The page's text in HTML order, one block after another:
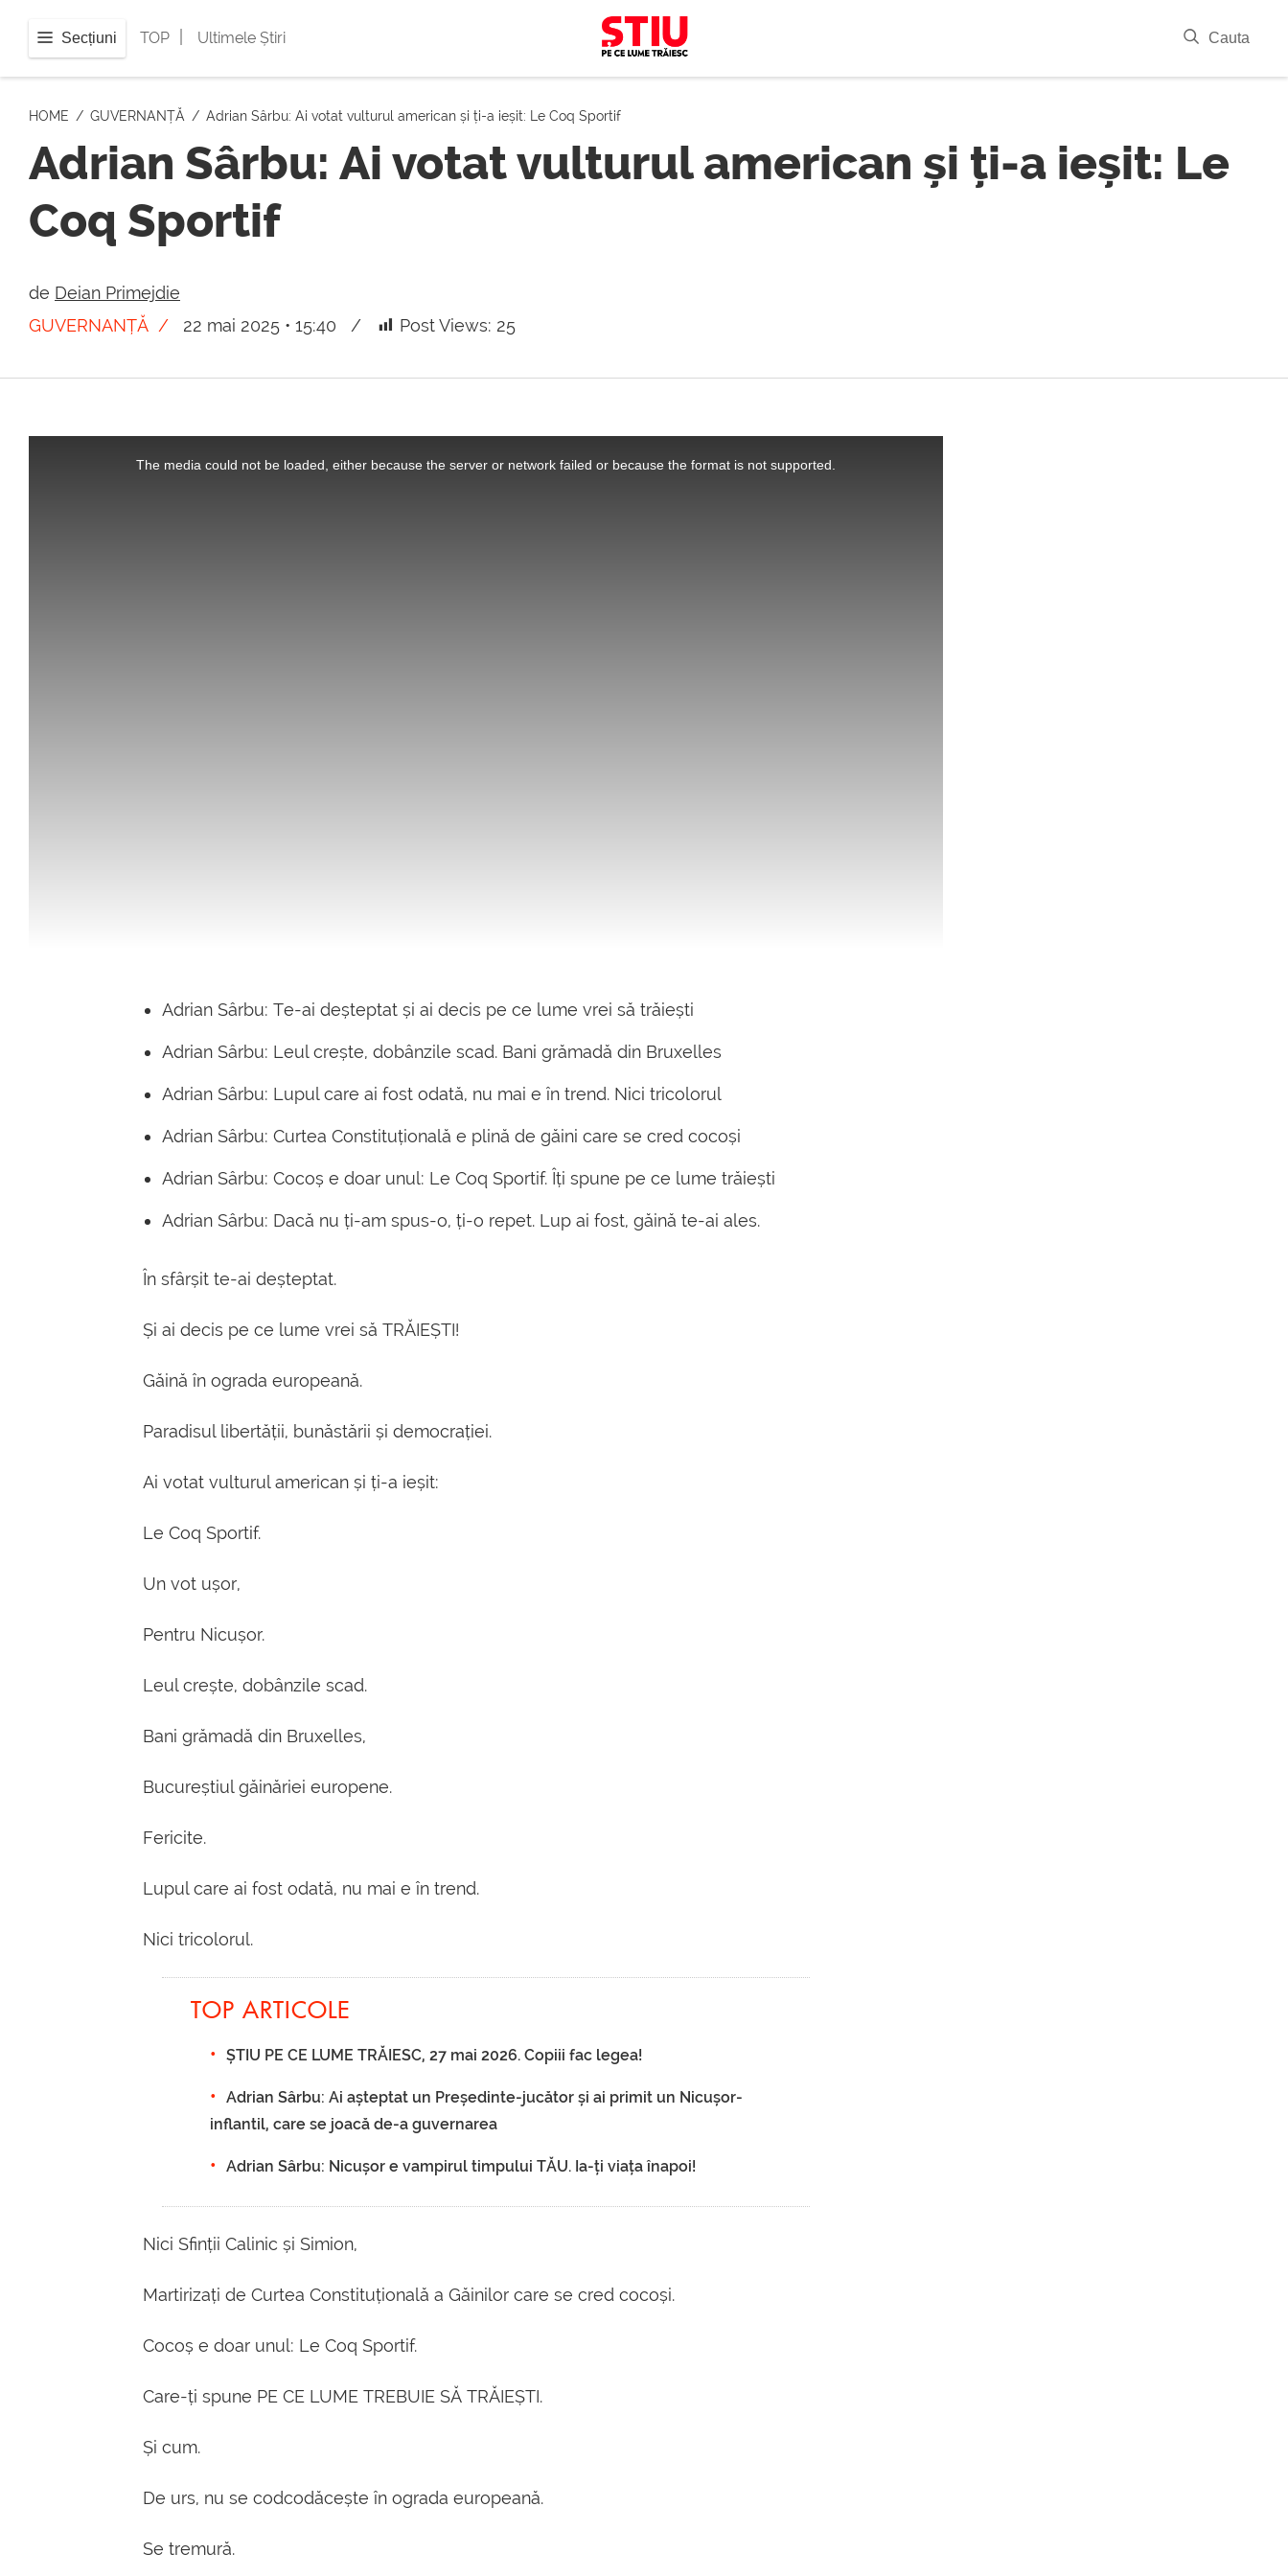
Secțiuni TOP Ultimele Știri Cauta
HOME GUVERNANȚĂ Adrian Sârbu: Ai votat vulturul american și ți-a ieșit: Le Coq Sportif
Adrian Sârbu: Ai votat vulturul american și ți-a ieșit: Le
Coq Sportif
de Deian Primejdie
GUVERNANȚĂ
22 mai 2025 • 15:40 Post Views: 25
The media could not be loaded, either because the server or network failed or because the format is not supported.
Adrian Sârbu: Te-ai deșteptat și ai decis pe ce lume vrei să trăiești
Adrian Sârbu: Leul crește, dobânzile scad. Bani grămadă din Bruxelles
Adrian Sârbu: Lupul care ai fost odată, nu mai e în trend. Nici tricolorul
Adrian Sârbu: Curtea Constituțională e plină de găini care se cred cocoși
Adrian Sârbu: Cocoș e doar unul: Le Coq Sportif. Îți spune pe ce lume trăiești
Adrian Sârbu: Dacă nu ți-am spus-o, ți-o repet. Lup ai fost, găină te-ai ales.
În sfârșit te-ai deșteptat.
Și ai decis pe ce lume vrei să TRĂIEȘTI!
Găină în ograda europeană.
Paradisul libertății, bunăstării și democrației.
Ai votat vulturul american și ți-a ieșit:
Le Coq Sportif.
Un vot ușor,
Pentru Nicușor.
Leul crește, dobânzile scad.
Bani grămadă din Bruxelles,
Bucureștiul găinăriei europene.
Fericite.
Lupul care ai fost odată, nu mai e în trend.
Nici tricolorul.
TOP ARTICOLE
ȘTIU PE CE LUME TRĂIESC, 27 mai 2026. Copiii fac legea!
Adrian Sârbu: Ai așteptat un Președinte-jucător și ai primit un Nicușor-
inflantil, care se joacă de-a guvernarea
Adrian Sârbu: Nicușor e vampirul timpului TĂU. Ia-ți viața înapoi!
Nici Sfinții Calinic și Simion,
Martirizați de Curtea Constituțională a Găinilor care se cred cocoși.
Cocoș e doar unul: Le Coq Sportif.
Care-ți spune PE CE LUME TREBUIE SĂ TRĂIEȘTI.
Și cum.
De urs, nu se codcodăcește în ograda europeană.
Se tremură.